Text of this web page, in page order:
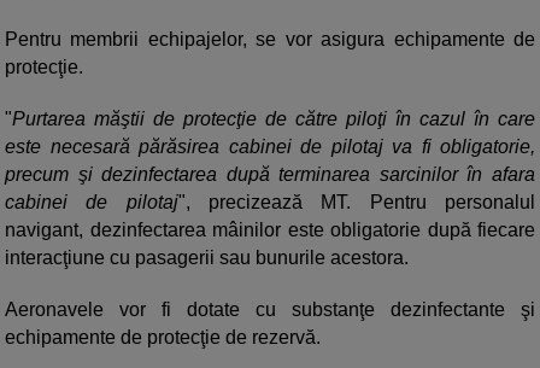
Pentru membrii echipajelor, se vor asigura echipamente de
protecţie.
"Purtarea măştii de protecţie de către piloţi în cazul în care
este necesară părăsirea cabinei de pilotaj va fi obligatorie,
precum şi dezinfectarea după terminarea sarcinilor în afara
cabinei de pilotaj", precizează MT. Pentru personalul
navigant, dezinfectarea mâinilor este obligatorie după fiecare
interacţiune cu pasagerii sau bunurile acestora.
Aeronavele vor fi dotate cu substanţe dezinfectante şi
echipamente de protecţie de rezervă.